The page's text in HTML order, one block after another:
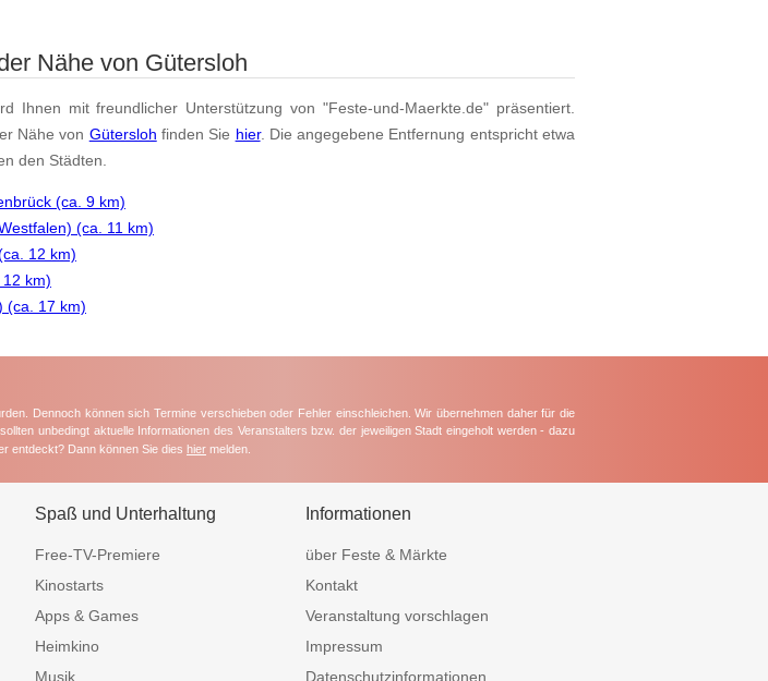
Nähe von Gütersloh
Ihnen mit freundlicher Unterstützung von "Feste-und-Maerkte.de" präsentiert.
Nähe von Gütersloh finden Sie hier. Die angegebene Entfernung entspricht etwa
den Städten.
(ca. 9 km)
(ca. 11 km)
12 km)
km)
(ca. 17 km)
Dennoch können sich Termine verschieben oder Fehler einschleichen. Wir übernehmen daher für die
unbedingt aktuelle Informationen des Veranstalters bzw. der jeweiligen Stadt eingeholt werden - dazu
entdeckt? Dann können Sie dies hier melden.
Spaß und Unterhaltung
Free-TV-Premiere
Kinostarts
Apps & Games
Heimkino
Musik
Informationen
über Feste & Märkte
Kontakt
Veranstaltung vorschlagen
Impressum
Datenschutzinformationen